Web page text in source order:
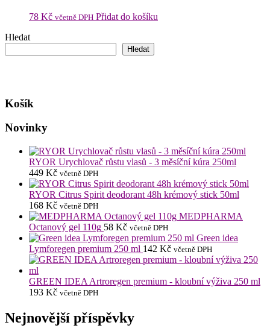
78 Kč včetně DPH Přidat do košíku
Hledat
Hledat
Košík
Novinky
RYOR Urychlovač růstu vlasů - 3 měsíční kúra 250ml
449 Kč včetně DPH
RYOR Citrus Spirit deodorant 48h krémový stick 50ml
168 Kč včetně DPH
MEDPHARMA
Octanový gel 110g 58 Kč včetně DPH
Green idea
Lymforegen premium 250 ml 142 Kč včetně DPH
GREEN IDEA Artroregen premium - kloubní výživa 250 ml
193 Kč včetně DPH
Nejnovější příspěvky